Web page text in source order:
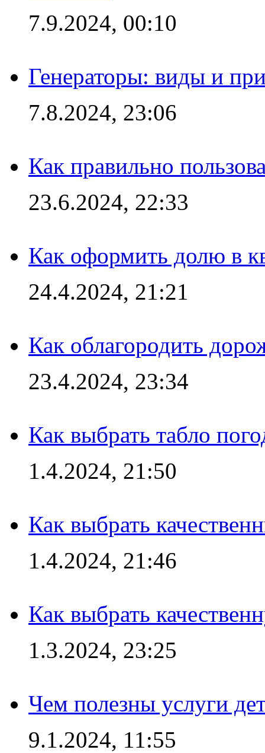
7.9.2024, 00:10
Генераторы: виды и
7.8.2024, 23:06
Как правильно
23.6.2024, 22:33
Как оформить долю в
24.4.2024, 21:21
Как облагородить
23.4.2024, 23:34
Как выбрать табло
1.4.2024, 21:50
Как выбрать
1.4.2024, 21:46
Как выбрать
1.3.2024, 23:25
Чем полезны услуги
9.1.2024, 11:55